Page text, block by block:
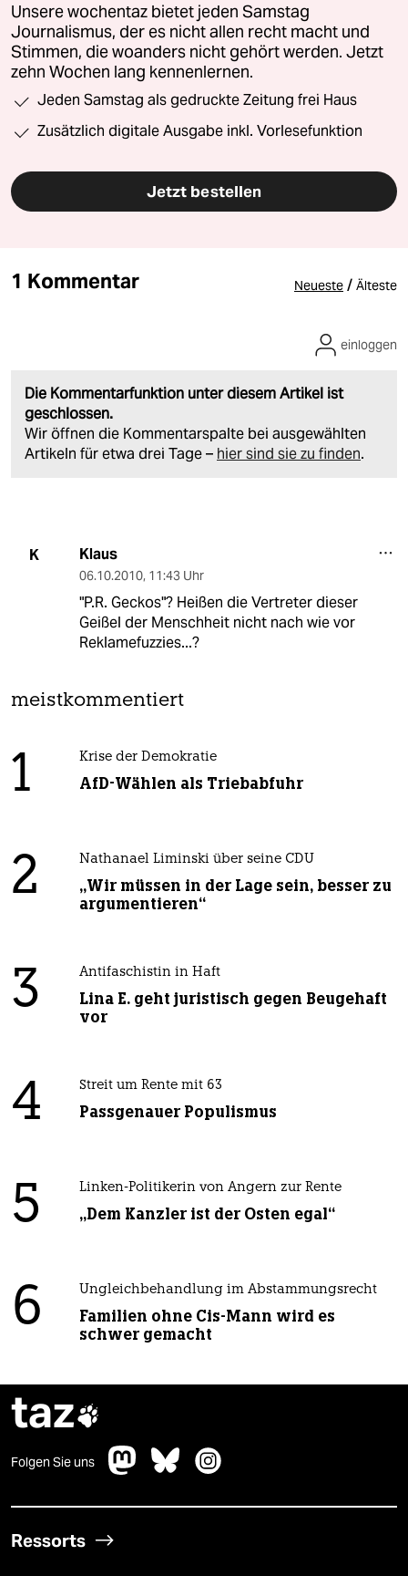
Unsere wochentaz bietet jeden Samstag
Journalismus, der es nicht allen recht macht und
Stimmen, die woanders nicht gehört werden. Jetzt
zehn Wochen lang kennenlernen.
Jeden Samstag als gedruckte Zeitung frei Haus
Zusätzlich digitale Ausgabe inkl. Vorlesefunktion
Jetzt bestellen
1 Kommentar Neueste / Älteste
Die Kommentarfunktion unter diesem Artikel ist
geschlossen.
Wir öffnen die Kommentarspalte bei ausgewählten
Artikeln für etwa drei Tage – hier sind sie zu finden.
einloggen
K Klaus
06.10.2010, 11:43 Uhr
"P.R. Geckos"? Heißen die Vertreter dieser
Geißel der Menschheit nicht nach wie vor
Reklamefuzzies...?
meistkommentiert
1 Krise der Demokratie
AfD-Wählen als Triebabfuhr
2 Nathanael Liminski über seine CDU
„Wir müssen in der Lage sein, besser zu
argumentieren“
3 Antifaschistin in Haft
Lina E. geht juristisch gegen Beugehaft
vor
4 Streit um Rente mit 63
Passgenauer Populismus
5 Linken-Politikerin von Angern zur Rente
„Dem Kanzler ist der Osten egal“
6 Ungleichbehandlung im Abstammungsrecht
Familien ohne Cis-Mann wird es
schwer gemacht
taz
Folgen Sie uns
Ressorts